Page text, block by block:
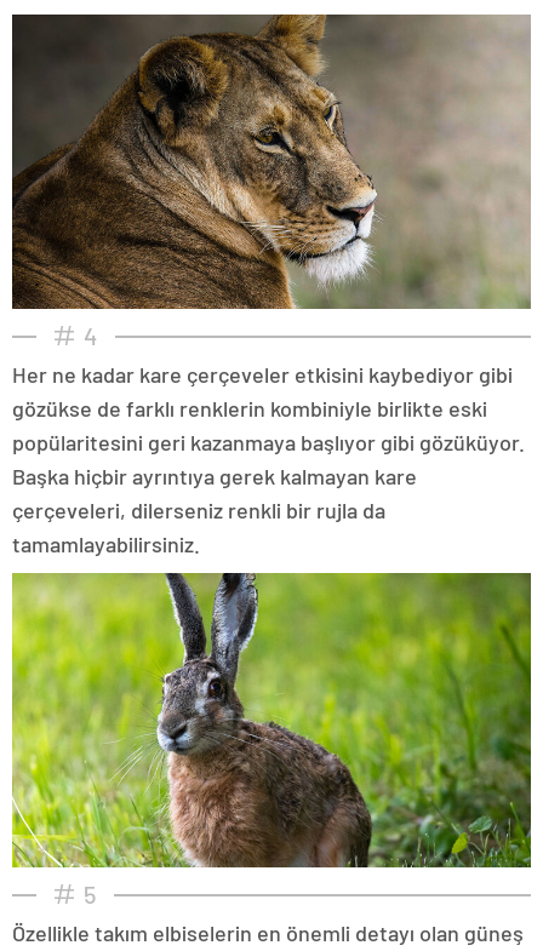
4
Her ne kadar kare çerçeveler etkisini kaybediyor gibi
gözükse de farklı renklerin kombiniyle birlikte eski
popülaritesini geri kazanmaya başlıyor gibi gözüküyor.
Başka hiçbir ayrıntıya gerek kalmayan kare
çerçeveleri, dilerseniz renkli bir rujla da
tamamlayabilirsiniz.
5
Özellikle takım elbiselerin en önemli detayı olan güneş